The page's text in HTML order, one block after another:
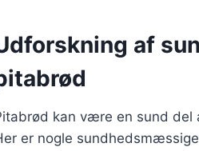
af
kan være en sund
er nogle